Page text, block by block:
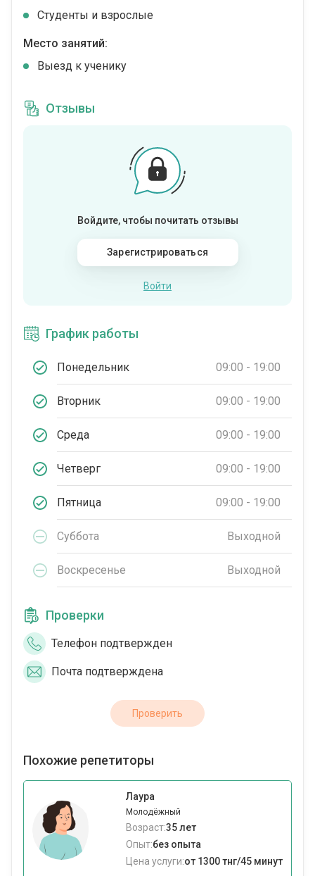
Студенты и взрослые
Место занятий:
Выезд к ученику
Отзывы
Войдите, чтобы почитать отзывы
Зарегистрироваться
Войти
График работы
Понедельник 09:00 - 19:00
Вторник 09:00 - 19:00
Среда 09:00 - 19:00
Четверг 09:00 - 19:00
Пятница 09:00 - 19:00
Суббота Выходной
Воскресенье Выходной
Проверки
Телефон подтвержден
Почта подтверждена
Проверить
Похожие репетиторы
Лаура
Молодёжный
Возраст:35 лет
Опыт:без опыта
Цена услуги:от 1300 тнг/45 минут